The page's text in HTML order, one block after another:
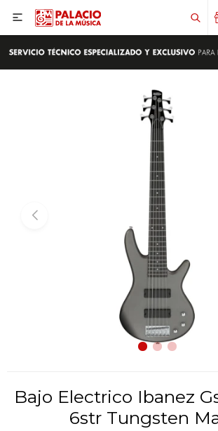

Bajo Electrico Ibanez Gsr186-tum
6str Tungsten